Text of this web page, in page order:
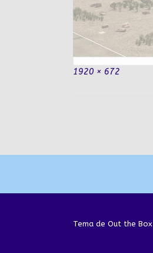
Tamaño
1920 × 672
Tema de Out the Box